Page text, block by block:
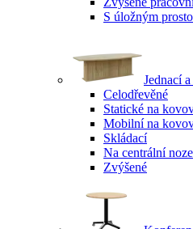
S úložným
Jednací
Celodřevěné
Statické na
Mobilní na
Skládací
Na centrální noze
Zvýšené